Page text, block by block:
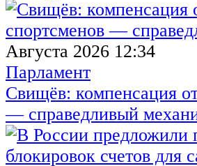
Августа 2026 12:34
Парламент
Свищёв: компенсация
— справедливый